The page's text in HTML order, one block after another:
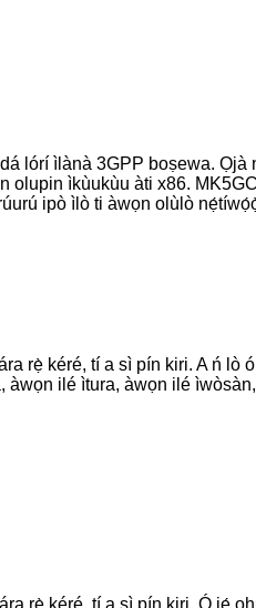
lórí ìlànà 3GPP boṣewa.
olupin ìkùukùu àti x86.
ipò ìlò ti àwọn olùlò
rẹ̀ kéré, tí a sì pín kiri. A ń
ilé ìtura, àwọn ilé
rẹ̀ kéré, tí a sì pín kiri. Ó jẹ́